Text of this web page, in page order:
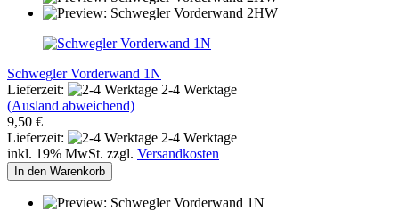
Schwegler Vorderwand 1N
Lieferzeit:
2-4 Werktage
(Ausland abweichend)
9,50 €
Lieferzeit:
2-4 Werktage
inkl. 19% MwSt. zzgl. Versandkosten
In den Warenkorb